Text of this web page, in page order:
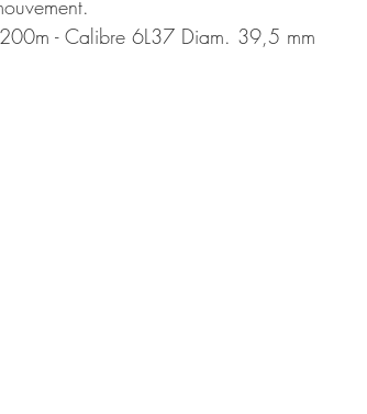
200m - Calibre 6L37 Diam. 39,5 mm